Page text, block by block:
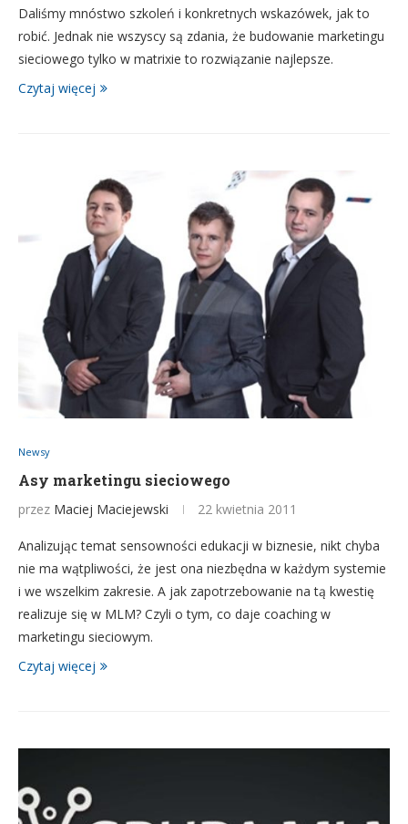
Daliśmy mnóstwo szkoleń i konkretnych wskazówek, jak to
robić. Jednak nie wszyscy są zdania, że budowanie marketingu
sieciowego tylko w matrixie to rozwiązanie najlepsze.
Czytaj więcej
Newsy
Asy marketingu sieciowego
przez Maciej Maciejewski 22 kwietnia 2011
Analizując temat sensowności edukacji w biznesie, nikt chyba
nie ma wątpliwości, że jest ona niezbędna w każdym systemie
i we wszelkim zakresie. A jak zapotrzebowanie na tą kwestię
realizuje się w MLM? Czyli o tym, co daje coaching w
marketingu sieciowym.
Czytaj więcej